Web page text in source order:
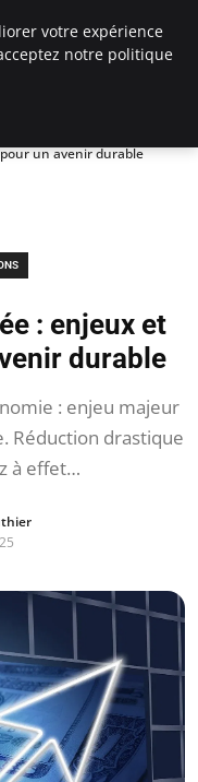
un avenir durable
: enjeux et
durable
: enjeu majeur
Réduction drastique
à effet…
votre expérience
notre politique